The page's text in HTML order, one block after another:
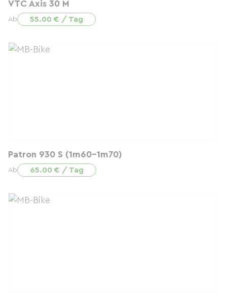
VTC Axis 30 M
Ab 55.00 € / Tag
Patron 930 S (1m60-1m70)
Ab 65.00 € / Tag